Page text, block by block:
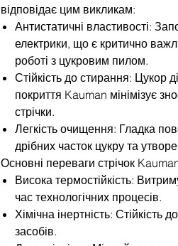
відповідає цим викликам:
Антистатичні властивості:
електрики, що є критично
роботі з цукровим пилом.
Стійкість до стирання: Цукор
покриття Kauman мінімізує
стрічки.
Легкість очищення: Гладка
дрібних часток цукру та
Основні переваги стрічок
Висока термостійкість:
час технологічних процесів.
Хімічна інертність: Стійкість
засобів.